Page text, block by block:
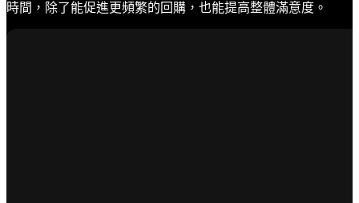
時間，除了能促進更頻繁的回購，也能提高整體滿意度。